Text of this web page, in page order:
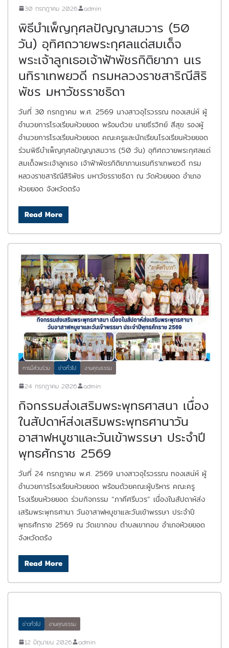
30 กรกฎาคม 2026 admin
พิธีบำเพ็ญกุศลปัญญาสมวาร (50
วัน) อุทิศถวายพระกุศลแด่สมเด็จ
พระเจ้าลูกเธอเจ้าฟ้าพัชรกิติยาภา นเร
นทิราเทพยวดี กรมหลวงราชสาริณีสิริ
พัชร มหาวัชรราชธิดา
วันที่ 30 กรกฎาคม พ.ศ. 2569 นางสาวอุไรวรรณ ทองเสน่ห์ ผู้
อำนวยการโรงเรียนห้วยยอด พร้อมด้วย นายธีรวิทย์ สีสุข รองผู้
อำนวยการโรงเรียนห้วยยอด คณะครูและนักเรียนโรงเรียนห้วยยอด
ร่วมพิธีบำเพ็ญกุศลปัญญาสมวาร (50 วัน) อุทิศถวายพระกุศลแด่
สมเด็จพระเจ้าลูกเธอ เจ้าฟ้าพัชรกิติยาภานเรนทิราเทพยวดี กรม
หลวงราชสาริณีสิริพัชร มหาวัชรราชธิดา ณ วัดห้วยยอด อำเภอ
ห้วยยอด จังหวัดตรัง
Read More
การมีส่วนร่วม ข่าวทั่วไป งานคุณธรรม
24 กรกฎาคม 2026 admin
กิจกรรมส่งเสริมพระพุทธศาสนา เนื่อง
ในสัปดาห์ส่งเสริมพระพุทธศานาวัน
อาสาฬหบูชาและวันเข้าพรรษา ประจำปี
พุทธศักราช 2569
วันที่ 24 กรกฎาคม พ.ศ. 2569 นางสาวอุไรวรรณ ทองเสน่ห์ ผู้
อำนวยการโรงเรียนห้วยยอด พร้อมด้วยคณะผู้บริหาร คณะครู
โรงเรียนห้วยยอด ร่วมกิจกรรม “ภาคีศรีบวร” เนื่องในสัปดาห์ส่ง
เสริมพระพุทธศานา วันอาสาฬหบูชาและวันเข้าพรรษา ประจำปี
พุทธศักราช 2569 ณ วัดเขากอบ ตำบลเขากอบ อำเภอห้วยยอด
จังหวัดตรัง
Read More
ข่าวทั่วไป งานคุณธรรม
12 มิถุนายน 2026 admin